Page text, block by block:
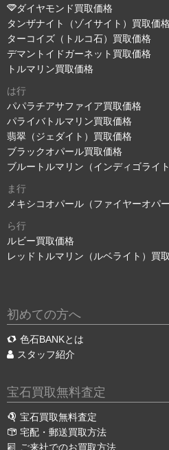
ダイヤモンド買取価格
タンザナイト（ゾイサイト）買取価
ターコイズ（トルコ石）買取価格
デマントイドガーネット買取価格
トルマリン買取価格
は行
パパラチアサファイア買取価格
パライバトルマリン買取価格
翡翠（ジェダイト）買取価格
ブラックオパール買取価格
ブルートルマリン（インディゴライ
ま行
メキシコオパール（ファイヤーオパ
ら行
ルビー買取価格
レッドトルマリン（ルベライト）買
初めての方へ
色石BANKとは
スタッフ紹介
宝石買取無料査定
宝石買取無料査定
宅配・郵送買取方法
ご来社でのお買取方法